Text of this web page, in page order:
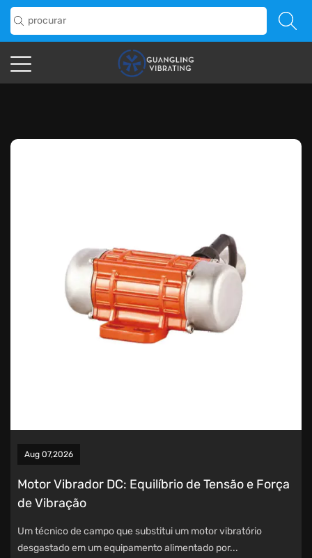
Aug 07,2026
Motor Vibrador DC: Equilíbrio de Tensão e Força
de Vibração
Um técnico de campo que substitui um motor vibratório
desgastado em um equipamento alimentado por...